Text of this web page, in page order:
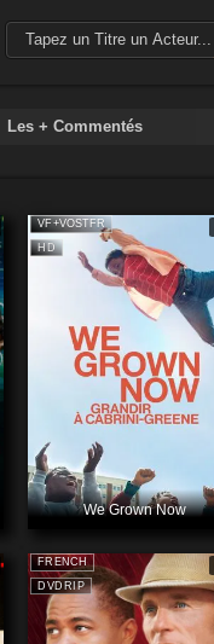
Les + Commentés
HD
VF+VOSTFR
We Grown Now
DVDRIP
FRENCH